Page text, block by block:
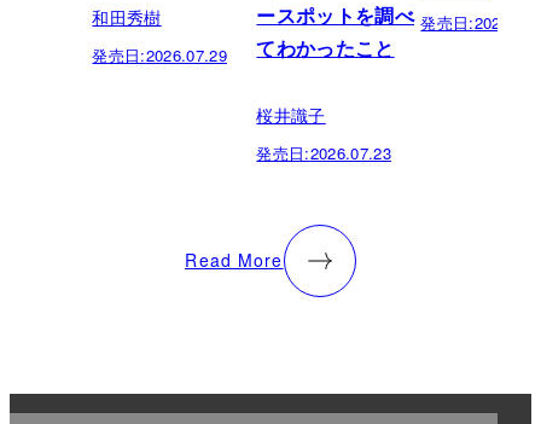
和田秀樹
発売日:2026.07.29
ースポットを調べ
てわかったこと
桜井識子
発売日:2026.07.23
発売日:
Read More